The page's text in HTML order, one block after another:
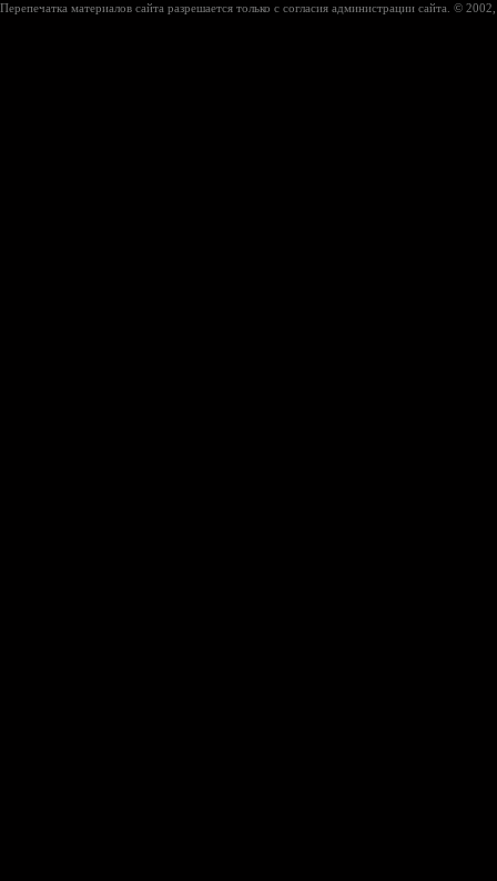
Перепечатка материалов сайта разрешается только с согласия администрации сайта. ©